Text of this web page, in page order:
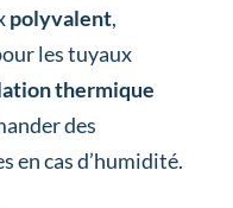
polyvalent,
les tuyaux
thermique
des
en cas d’humidité.